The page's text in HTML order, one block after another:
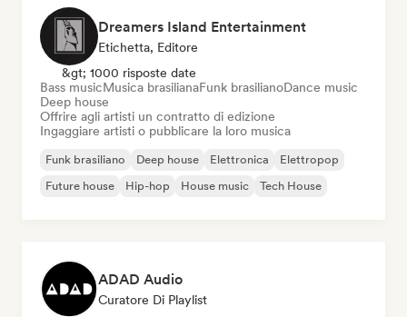
Dreamers Island Entertainment
Etichetta, Editore
&gt; 1000 risposte date
Bass musicMusica brasilianaFunk brasilianoDance music
Deep house
Offrire agli artisti un contratto di edizione
Ingaggiare artisti o pubblicare la loro musica
Funk brasiliano Deep house Elettronica
Elettropop
Future house
Hip-hop House music Tech House
ADAD Audio
Curatore Di Playlist